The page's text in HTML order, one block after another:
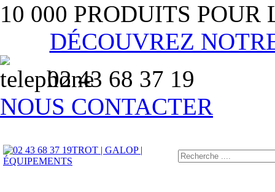
10 000 PRODUITS
DÉCOUVREZ
02 43 68 37 19
NOUS CONTACTER
TROT | GALOP |
ÉQUIPEMENTS